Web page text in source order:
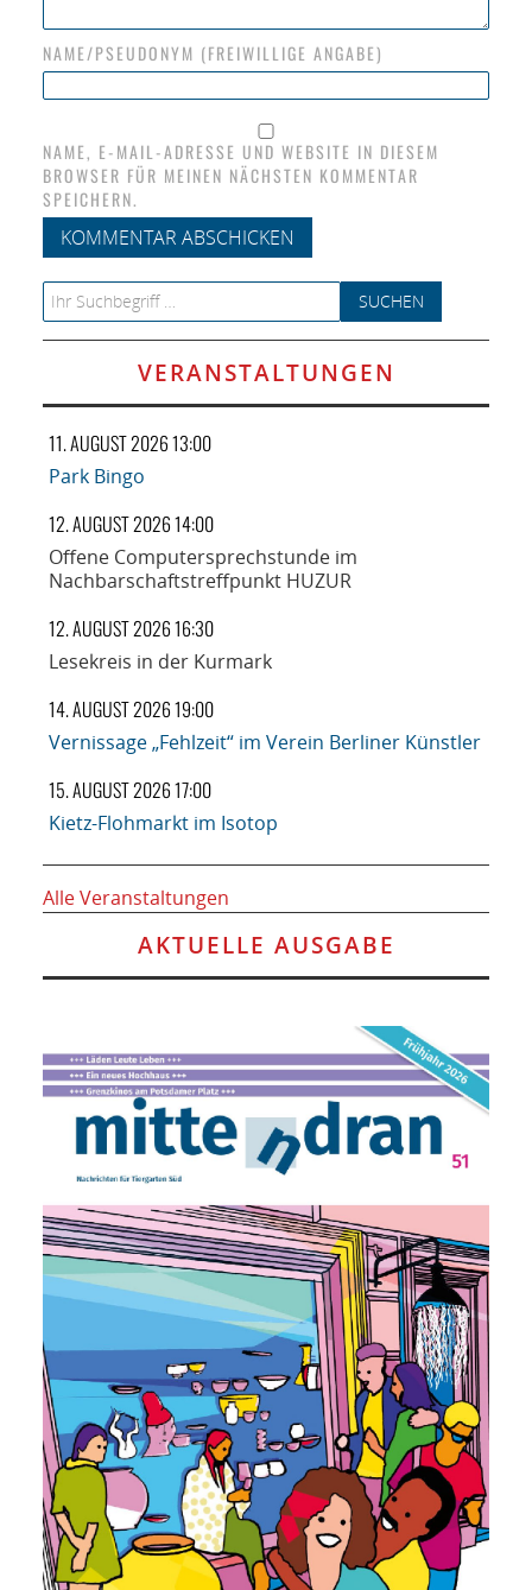
NAME/PSEUDONYM (FREIWILLIGE ANGABE)
NAME, E-MAIL-ADRESSE UND WEBSITE IN DIESEM
BROWSER FÜR MEINEN NÄCHSTEN KOMMENTAR
SPEICHERN.
Search for:
VERANSTALTUNGEN
11. AUGUST 2026 13:00
Park Bingo
12. AUGUST 2026 14:00
Offene Computersprechstunde im
Nachbarschaftstreffpunkt HUZUR
12. AUGUST 2026 16:30
Lesekreis in der Kurmark
14. AUGUST 2026 19:00
Vernissage „Fehlzeit“ im Verein Berliner Künstler
15. AUGUST 2026 17:00
Kietz-Flohmarkt im Isotop
Alle Veranstaltungen
AKTUELLE AUSGABE